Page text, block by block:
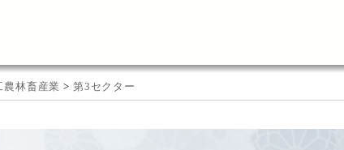
農林畜産業 > 第3セクター